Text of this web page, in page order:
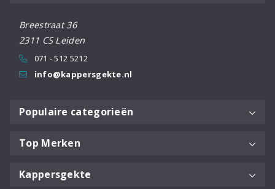
Breestraat 36
2311 CS Leiden
071 - 512 5212
info@kappersgekte.nl
Populaire categorieën
Top Merken
Kappersgekte